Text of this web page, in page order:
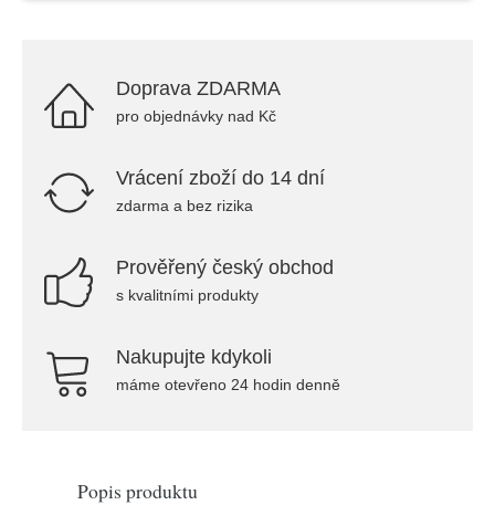
Doprava ZDARMA
pro objednávky nad Kč
Vrácení zboží do 14 dní
zdarma a bez rizika
Prověřený český obchod
s kvalitními produkty
Nakupujte kdykoli
máme otevřeno 24 hodin denně
Popis produktu